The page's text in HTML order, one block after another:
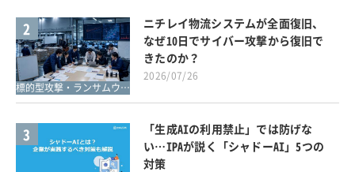
2
標的型攻撃・ランサムウェア対策
ニチレイ物流システムが全面復旧、
なぜ10日でサイバー攻撃から復旧で
きたのか？
2026/07/26
3
「生成AIの利用禁止」では防げな
い…IPAが説く「シャドーAI」5つの
対策